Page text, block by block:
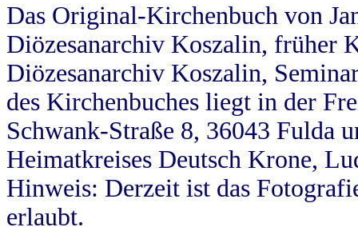
Das Original-Kirchenbuch von
Diözesanarchiv Koszalin, früher
Diözesanarchiv Koszalin,
des Kirchenbuches liegt in der
Schwank-Straße 8, 36043 Fulda
Heimatkreises Deutsch Krone,
Hinweis: Derzeit ist das
erlaubt.